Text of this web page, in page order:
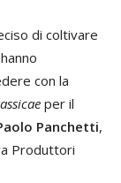
di coltivare
con la
per il
Panchetti,
Produttori